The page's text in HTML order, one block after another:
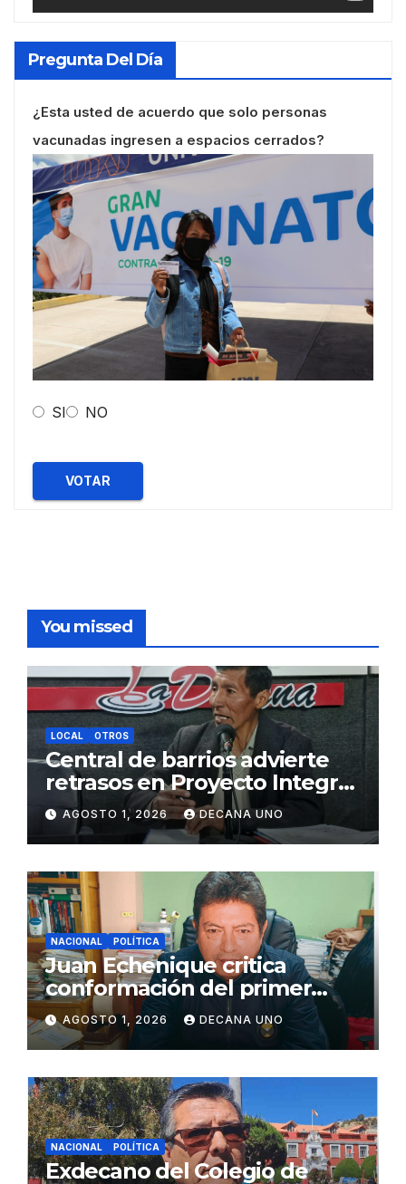
Pregunta Del Día
¿Esta usted de acuerdo que solo personas
vacunadas ingresen a espacios cerrados?
SI NO
VOTAR
You missed
LOCAL OTROS
Central de barrios advierte
retrasos en Proyecto Integral
de Agua y Alcantarillado para
Juliaca
AGOSTO 1, 2026 DECANA UNO
NACIONAL POLÍTICA
Juan Echenique critica
conformación del primer
gabinete ministerial de Keiko
Fujimori
AGOSTO 1, 2026 DECANA UNO
NACIONAL POLÍTICA
Exdecano del Colegio de